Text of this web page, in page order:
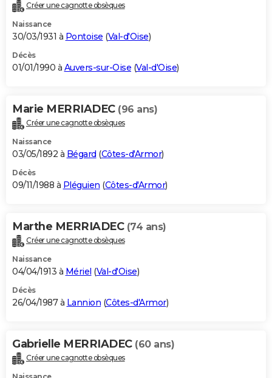
Créer une cagnotte obsèques
Naissance
30/03/1931 à Pontoise (Val-d'Oise)
Décès
01/01/1990 à Auvers-sur-Oise (Val-d'Oise)
Marie MERRIADEC (96 ans)
Créer une cagnotte obsèques
Naissance
03/05/1892 à Bégard (Côtes-d'Armor)
Décès
09/11/1988 à Pléguien (Côtes-d'Armor)
Marthe MERRIADEC (74 ans)
Créer une cagnotte obsèques
Naissance
04/04/1913 à Mériel (Val-d'Oise)
Décès
26/04/1987 à Lannion (Côtes-d'Armor)
Gabrielle MERRIADEC (60 ans)
Créer une cagnotte obsèques